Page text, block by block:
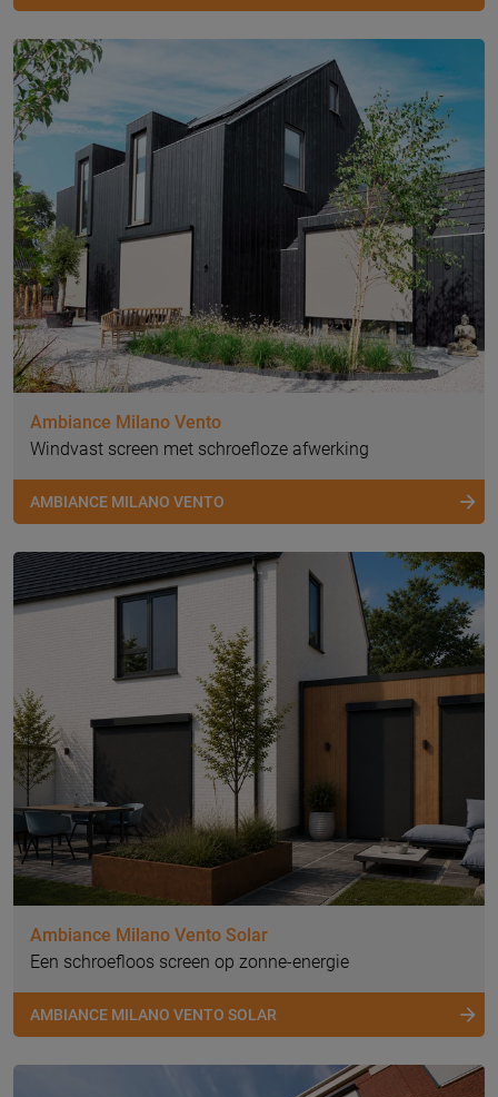
Ambiance Milano Vento
Windvast screen met schroefloze afwerking
AMBIANCE MILANO VENTO
Ambiance Milano Vento Solar
Een schroefloos screen op zonne-energie
AMBIANCE MILANO VENTO SOLAR